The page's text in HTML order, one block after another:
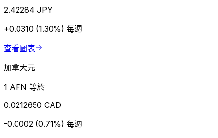
2.42284 JPY
+0.0310 (1.30%) 每週
查看圖表
加拿大元
1 AFN 等於
0.0212650 CAD
-0.0002 (0.71%) 每週